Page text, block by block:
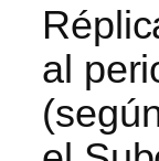
al